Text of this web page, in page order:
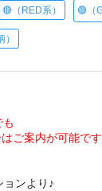
🔴（RED系） 🟢（
ご案内が可能です
ンより♪